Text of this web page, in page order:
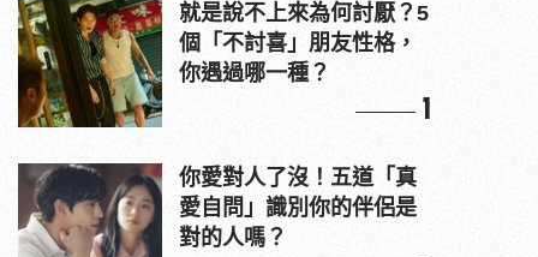
就是說不上來為何討厭？5
個「不討喜」朋友性格，
你遇過哪一種？
1
你愛對人了沒！五道「真
愛自問」識別你的伴侶是
對的人嗎？